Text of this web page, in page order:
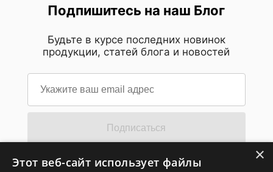
Подпишитесь на наш Блог
Будьте в курсе последних новинок
продукции, статей блога и новостей
Подписаться
×
Этот веб-сайт использует файлы